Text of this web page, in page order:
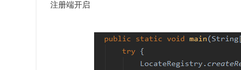
注册端开启